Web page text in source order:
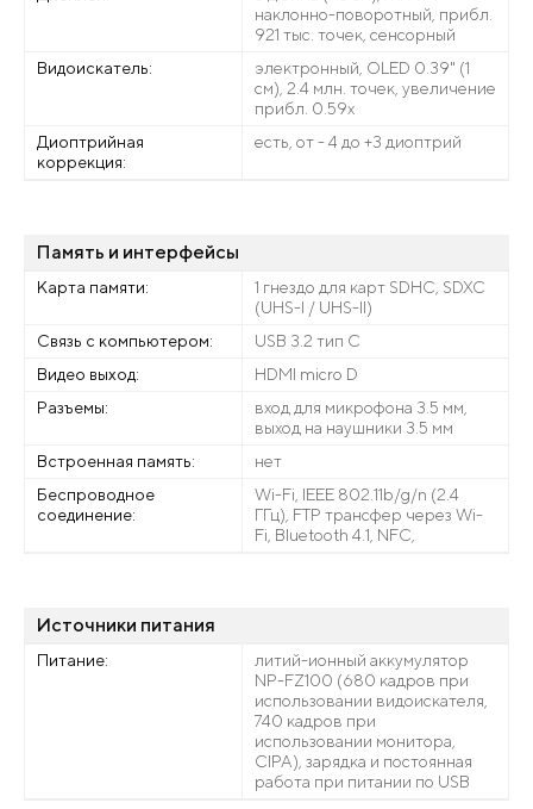
наклонно-поворотный, прибл.
921 тыс. точек, сенсорный
Видоискатель:
электронный, OLED 0.39" (1
см), 2.4 млн. точек, увеличение
прибл. 0.59х
Диоптрийная
коррекция:
есть, от - 4 до +3 диоптрий
Память и интерфейсы
Карта памяти:
1 гнездо для карт SDHC, SDXC
(UHS-I / UHS-II)
Связь с компьютером:
USB 3.2 тип С
Видео выход:
HDMI micro D
Разъемы:
вход для микрофона 3.5 мм,
выход на наушники 3.5 мм
Встроенная память:
нет
Беспроводное
соединение:
Wi-Fi, IEEE 802.11b/g/n (2.4
ГГц), FTP трансфер через Wi-
Fi, Bluetooth 4.1, NFC,
Источники питания
Питание:
литий-ионный аккумулятор
NP-FZ100 (680 кадров при
использовании видоискателя,
740 кадров при
использовании монитора,
CIPA), зарядка и постоянная
работа при питании по USB